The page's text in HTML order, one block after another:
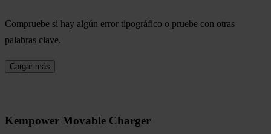
Compruebe si hay algún error tipográfico o pruebe con otras
palabras clave.
Cargar más
Kempower Movable Charger